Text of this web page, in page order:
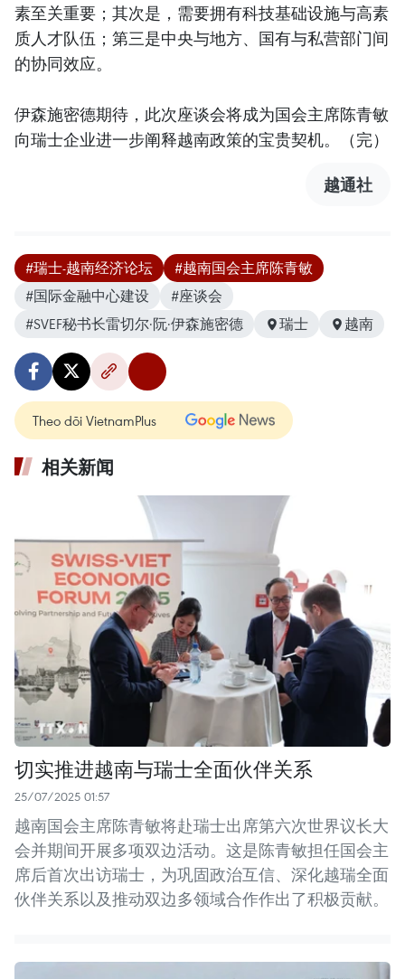
素至关重要；其次是，需要拥有科技基础设施与高素
质人才队伍；第三是中央与地方、国有与私营部门间
的协同效应。
伊森施密德期待，此次座谈会将成为国会主席陈青敏
向瑞士企业进一步阐释越南政策的宝贵契机。（完）
越通社
#瑞士-越南经济论坛
#越南国会主席陈青敏
#国际金融中心建设
#座谈会
#SVEF秘书长雷切尔·阮·伊森施密德
瑞士 越南
Theo dõi VietnamPlus
相关新闻
切实推进越南与瑞士全面伙伴关系
25/07/2025 01:57
越南国会主席陈青敏将赴瑞士出席第六次世界议长大
会并期间开展多项双边活动。这是陈青敏担任国会主
席后首次出访瑞士，为巩固政治互信、深化越瑞全面
伙伴关系以及推动双边多领域合作作出了积极贡献。